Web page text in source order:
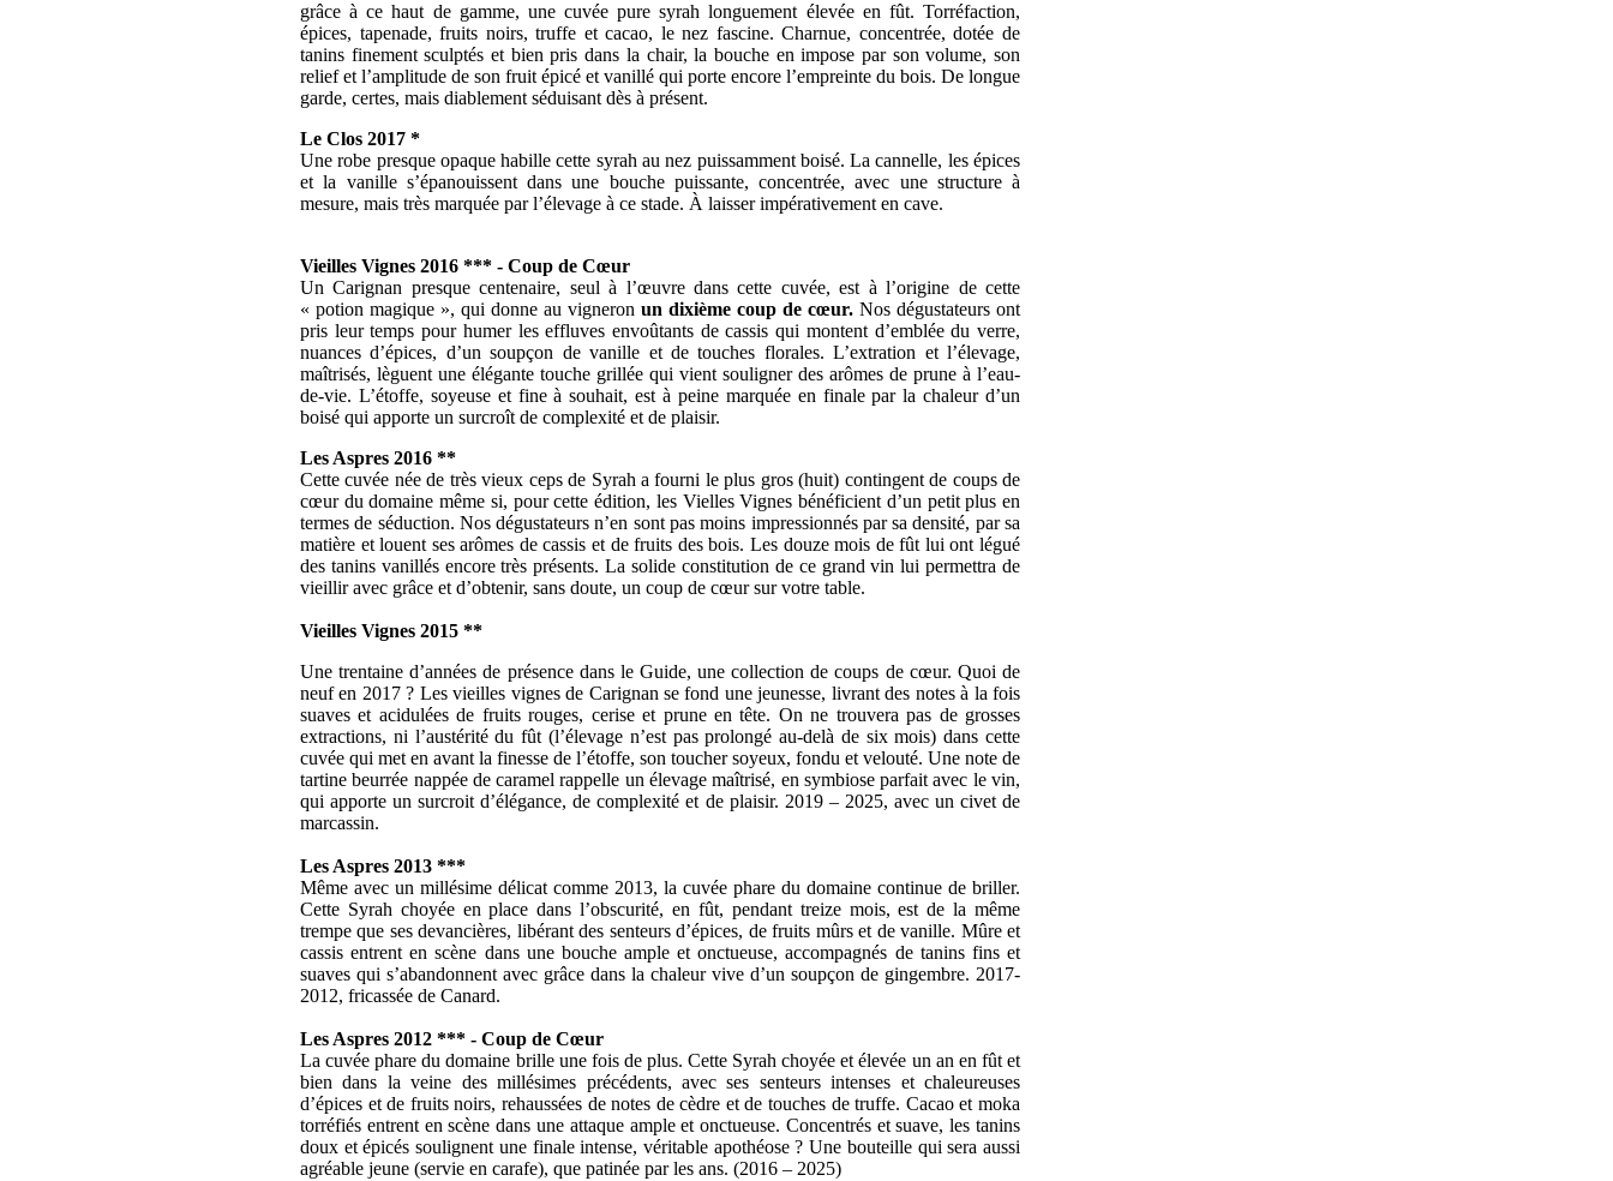
grâce à ce haut de gamme, une cuvée pure syrah longuement élevée en fût. Torréfaction,
épices, tapenade, fruits noirs, truffe et cacao, le nez fascine. Charnue, concentrée, dotée de
tanins finement sculptés et bien pris dans la chair, la bouche en impose par son volume, son
relief et l’amplitude de son fruit épicé et vanillé qui porte encore l’empreinte du bois. De longue
garde, certes, mais diablement séduisant dès à présent.
Le Clos 2017 *
Une robe presque opaque habille cette syrah au nez puissamment boisé. La cannelle, les épices
et la vanille s’épanouissent dans une bouche puissante, concentrée, avec une structure à
mesure, mais très marquée par l’élevage à ce stade. À laisser impérativement en cave.
Vieilles Vignes 2016 *** - Coup de Cœur
Un Carignan presque centenaire, seul à l’œuvre dans cette cuvée, est à l’origine de cette
« potion magique », qui donne au vigneron un dixième coup de cœur. Nos dégustateurs ont
pris leur temps pour humer les effluves envoûtants de cassis qui montent d’emblée du verre,
nuances d’épices, d’un soupçon de vanille et de touches florales. L’extration et l’élevage,
maîtrisés, lèguent une élégante touche grillée qui vient souligner des arômes de prune à l’eau-
de-vie. L’étoffe, soyeuse et fine à souhait, est à peine marquée en finale par la chaleur d’un
boisé qui apporte un surcroît de complexité et de plaisir.
Les Aspres 2016 **
Cette cuvée née de très vieux ceps de Syrah a fourni le plus gros (huit) contingent de coups de
cœur du domaine même si, pour cette édition, les Vielles Vignes bénéficient d’un petit plus en
termes de séduction. Nos dégustateurs n’en sont pas moins impressionnés par sa densité, par sa
matière et louent ses arômes de cassis et de fruits des bois. Les douze mois de fût lui ont légué
des tanins vanillés encore très présents. La solide constitution de ce grand vin lui permettra de
vieillir avec grâce et d’obtenir, sans doute, un coup de cœur sur votre table.
Vieilles Vignes 2015 **
Une trentaine d’années de présence dans le Guide, une collection de coups de cœur. Quoi de
neuf en 2017 ? Les vieilles vignes de Carignan se fond une jeunesse, livrant des notes à la fois
suaves et acidulées de fruits rouges, cerise et prune en tête. On ne trouvera pas de grosses
extractions, ni l’austérité du fût (l’élevage n’est pas prolongé au-delà de six mois) dans cette
cuvée qui met en avant la finesse de l’étoffe, son toucher soyeux, fondu et velouté. Une note de
tartine beurrée nappée de caramel rappelle un élevage maîtrisé, en symbiose parfait avec le vin,
qui apporte un surcroit d’élégance, de complexité et de plaisir. 2019 – 2025, avec un civet de
marcassin.
Les Aspres 2013 ***
Même avec un millésime délicat comme 2013, la cuvée phare du domaine continue de briller.
Cette Syrah choyée en place dans l’obscurité, en fût, pendant treize mois, est de la même
trempe que ses devancières, libérant des senteurs d’épices, de fruits mûrs et de vanille. Mûre et
cassis entrent en scène dans une bouche ample et onctueuse, accompagnés de tanins fins et
suaves qui s’abandonnent avec grâce dans la chaleur vive d’un soupçon de gingembre. 2017-
2012, fricassée de Canard.
Les Aspres 2012 *** - Coup de Cœur
La cuvée phare du domaine brille une fois de plus. Cette Syrah choyée et élevée un an en fût et
bien dans la veine des millésimes précédents, avec ses senteurs intenses et chaleureuses
d’épices et de fruits noirs, rehaussées de notes de cèdre et de touches de truffe. Cacao et moka
torréfiés entrent en scène dans une attaque ample et onctueuse. Concentrés et suave, les tanins
doux et épicés soulignent une finale intense, véritable apothéose ? Une bouteille qui sera aussi
agréable jeune (servie en carafe), que patinée par les ans. (2016 – 2025)